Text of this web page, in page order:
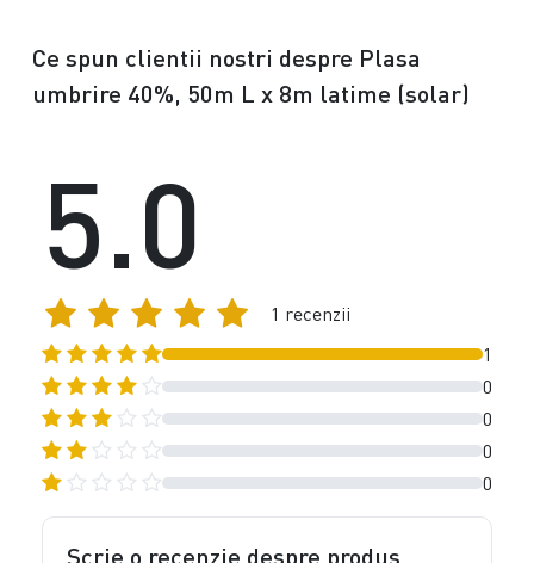
Ce spun clientii nostri despre Plasa
umbrire 40%, 50m L x 8m latime (solar)
1
0
0
0
0
5.0
1 recenzii
Scrie o recenzie despre produs